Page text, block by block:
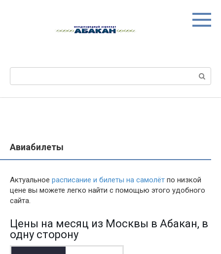
Поиск:
Авиабилеты
Актуальное расписание и билеты на самолёт по низкой
цене вы можете легко найти с помощью этого удобного
сайта.
Цены на месяц из Москвы в Абакан, в
одну сторону